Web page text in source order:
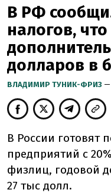
В РФ
налогов,
долларов в
ВЛАДИМИР ТУНИК-ФРИЗ —
В России готовят
предприятий с
физлиц, годовой
27 тыс долл.